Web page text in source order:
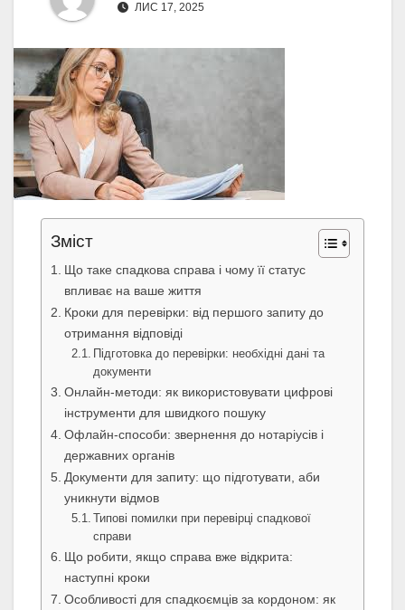
ЛИС 17, 2025
Зміст
Що таке спадкова справа і чому її статус
впливає на ваше життя
Кроки для перевірки: від першого запиту до
отримання відповіді
Підготовка до перевірки: необхідні дані та
документи
Онлайн-методи: як використовувати цифрові
інструменти для швидкого пошуку
Офлайн-способи: звернення до нотаріусів і
державних органів
Документи для запиту: що підготувати, аби
уникнути відмов
Типові помилки при перевірці спадкової
справи
Що робити, якщо справа вже відкрита:
наступні кроки
Особливості для спадкоємців за кордоном: як